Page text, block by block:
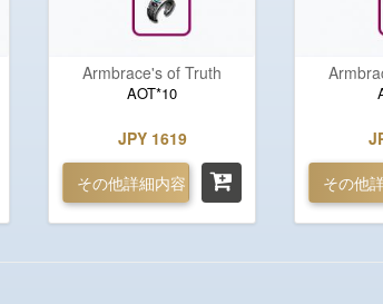
Armbrace's of Truth
AOT*10
JPY 1619
その他詳細内容
その他